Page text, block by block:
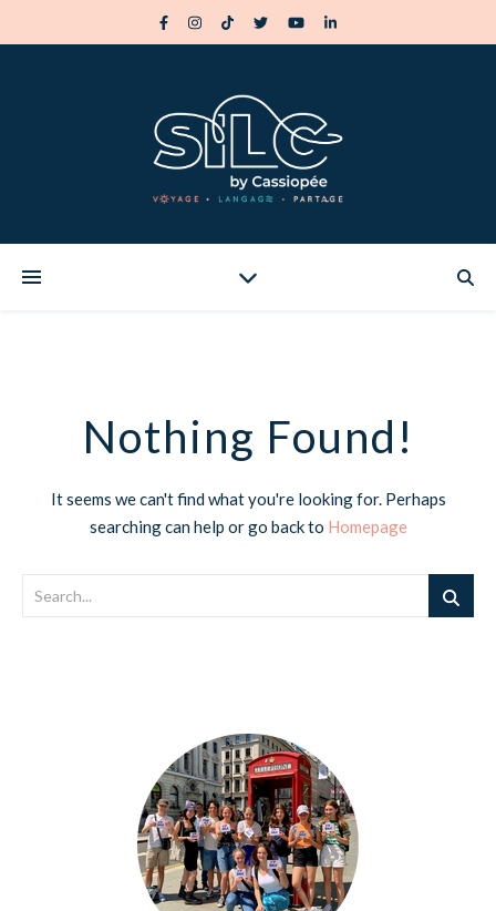
Nothing Found!
It seems we can't find what you're looking for. Perhaps
searching can help or go back to Homepage